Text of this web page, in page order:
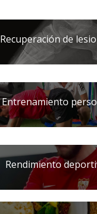
Recuperación de
Entrenamiento
Rendimiento